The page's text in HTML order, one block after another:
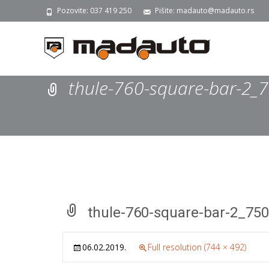
Pozovite: 037 419 250 Pišite: madauto@madauto.rs
thule-760-square-bar-
thule-760-square-bar-
06.02.2019. Full resolution (744 × 492)